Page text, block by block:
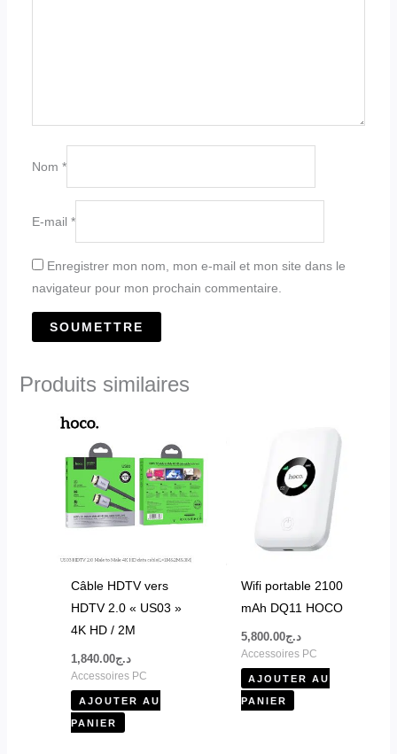
Nom *
E-mail *
Enregistrer mon nom, mon e-mail et mon site dans le
navigateur pour mon prochain commentaire.
Produits similaires
Câble HDTV vers
HDTV 2.0 « US03 »
4K HD / 2M
د.ج1,840.00
Accessoires PC
AJOUTER AU
PANIER
Wifi portable 2100
mAh DQ11 HOCO
د.ج5,800.00
Accessoires PC
AJOUTER AU
PANIER